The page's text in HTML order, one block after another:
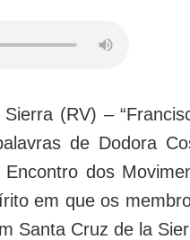
(RV) –
de Dodora
dos
em que os
Santa Cruz de la